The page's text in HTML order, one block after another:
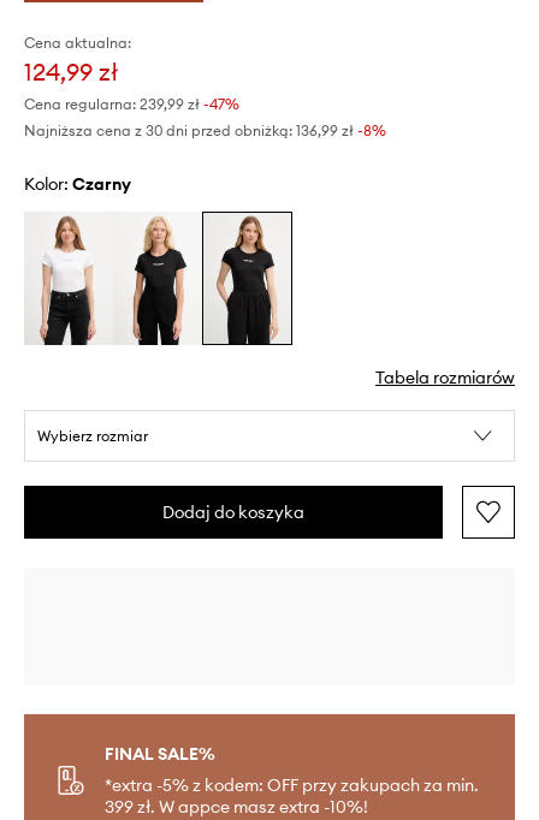
Cena aktualna:
124,99 zł
Cena regularna: 239,99 zł -47%
Najniższa cena z 30 dni przed obniżką: 136,99 zł -8%
Kolor: czarny
Tabela rozmiarów
Wybierz rozmiar
Dodaj do koszyka
FINAL SALE%
*extra -5% z kodem: OFF przy zakupach za min.
399 zł. W appce masz extra -10%!